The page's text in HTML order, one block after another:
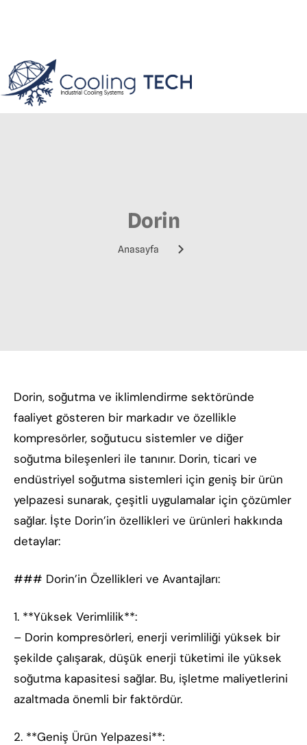
Dorin
Anasayfa
Dorin, soğutma ve iklimlendirme sektöründe
faaliyet gösteren bir markadır ve özellikle
kompresörler, soğutucu sistemler ve diğer
soğutma bileşenleri ile tanınır. Dorin, ticari ve
endüstriyel soğutma sistemleri için geniş bir ürün
yelpazesi sunarak, çeşitli uygulamalar için çözümler
sağlar. İşte Dorin’in özellikleri ve ürünleri hakkında
detaylar:
### Dorin’in Özellikleri ve Avantajları:
1. **Yüksek Verimlilik**:
– Dorin kompresörleri, enerji verimliliği yüksek bir
şekilde çalışarak, düşük enerji tüketimi ile yüksek
soğutma kapasitesi sağlar. Bu, işletme maliyetlerini
azaltmada önemli bir faktördür.
2. **Geniş Ürün Yelpazesi**: